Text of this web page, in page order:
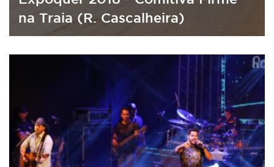
na Traia (R. Cascalheira)